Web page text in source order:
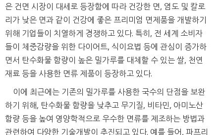
은 건면 시장이 대세로 등장함에 따라 건강한 면, 염도 및 칼로
리가 낮은 면과 같이 건강에 좋은 프리미엄 면제품을 개발하기
위해 기업들이 치열하게 경쟁하고 있다. 특히, 전 세계 소비자
들이 체중감량을 위한 다이어트, 식이요법 등에 관심이 증가하
면서 탄수화물 함량이 높은 밀가루를 대체할 수 있는 쌀, 천연
재료 등을 사용한 면류 제품이 등장하고 있다.
이에 최근에는 기존의 밀가루를 사용한 국수의 단점을 보완
하기 위해, 탄수화물 함량을 낮추고 무기질, 비타민, 아미노산
함량 등을 높여 영양학적으로 우수한 면류를 제조하는 방법과
관련하여 다양한 기술개발이 추진되고 있다. 예를 들어, 파프리